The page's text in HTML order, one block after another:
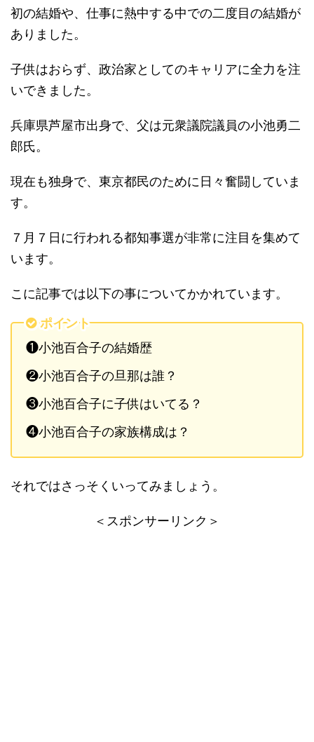
初の結婚や、仕事に熱中する中での二度目の結婚が
ありました。
子供はおらず、政治家としてのキャリアに全力を注
いできました。
兵庫県芦屋市出身で、父は元衆議院議員の小池勇二
郎氏。
現在も独身で、東京都民のために日々奮闘していま
す。
７月７日に行われる都知事選が非常に注目を集めて
います。
こに記事では以下の事についてかかれています。
ポイント
❶小池百合子の結婚歴
❷小池百合子の旦那は誰？
❸小池百合子に子供はいてる？
❹小池百合子の家族構成は？
それではさっそくいってみましょう。
＜スポンサーリンク＞